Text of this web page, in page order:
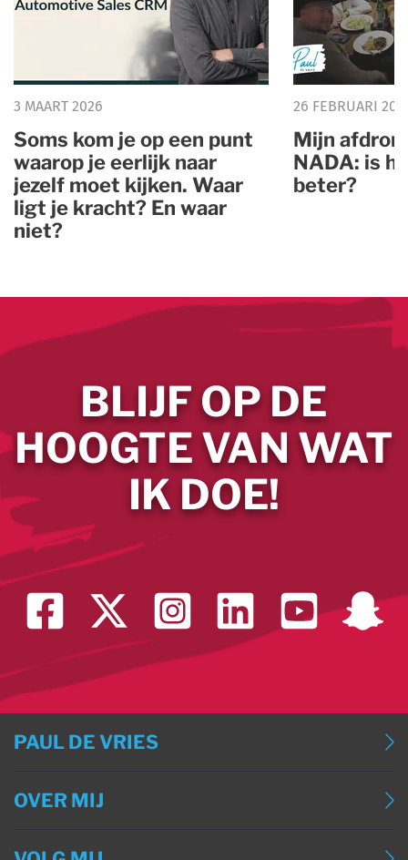
3 MAART 2026
Soms kom je op een punt
waarop je eerlijk naar
jezelf moet kijken. Waar
ligt je kracht? En waar
niet?
26 FEBRUARI
Mijn
NADA: is
beter?
BLIJF OP DE
HOOGTE VAN WAT
IK DOE!
PAUL DE VRIES
BLOG (DEUTSCH)
OVER MIJ